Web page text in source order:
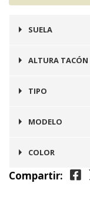
SUELA
Goma
ALTURA TACÓN
2 cms
TIPO
Zapato
MODELO
Zurich
COLOR
Negro
Compartir: